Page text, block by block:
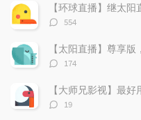
文
章
评
数：
554
评
数：
174
【大师兄影视】最
评
19